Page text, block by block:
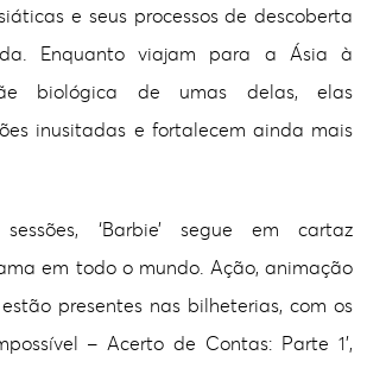
e seus processos de descoberta
Enquanto viajam para a Ásia à
biológica de umas delas, elas
inusitadas e fortalecem ainda mais
‘Barbie’ segue em cartaz
em todo o mundo. Ação, animação
presentes nas bilheterias, com os
– Acerto de Contas: Parte 1’,